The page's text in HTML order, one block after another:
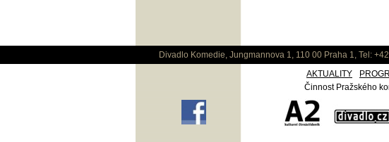
Divadlo Komedie, Jungmannova 1, 110 00 Praha 1, Tel:
AKTUALITY
Činnost Pražského